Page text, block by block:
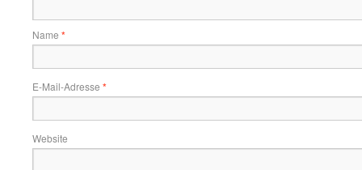
Name *
E-Mail-Adresse *
Website